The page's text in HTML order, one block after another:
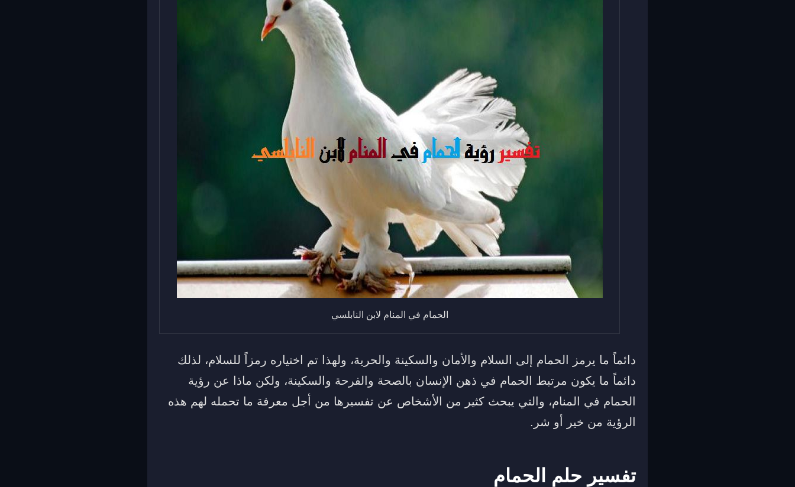
الحمام في المنام لابن النابلسي
دائماً ما يرمز الحمام إلى السلام والأمان والسكينة والحرية، ولهذا تم اختياره رمزاً للسلام، لذلك
دائماً ما يكون مرتبط الحمام في ذهن الإنسان بالصحة والفرحة والسكينة، ولكن ماذا عن رؤية
الحمام في المنام، والتي يبحث كثير من الأشخاص عن تفسيرها من أجل معرفة ما تحمله لهم هذه
الرؤية من خير أو شر.
تفسير حلم الحمام